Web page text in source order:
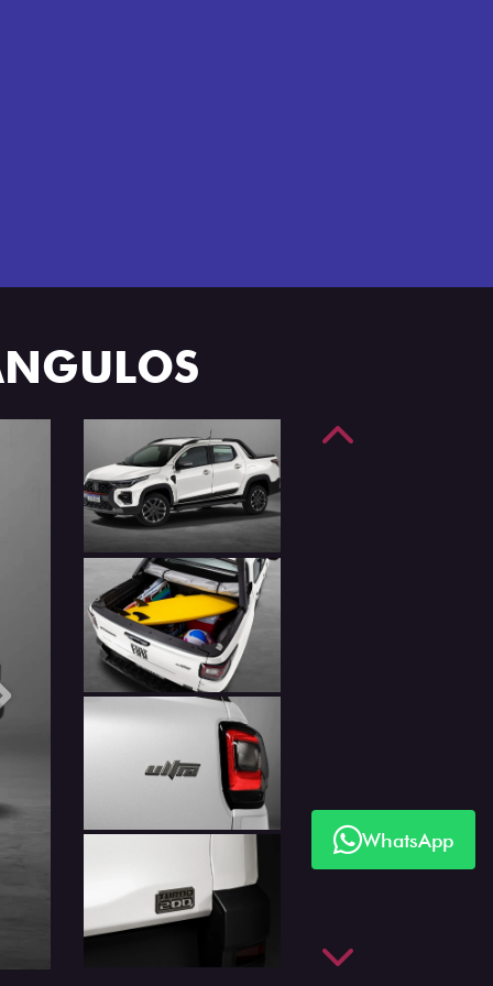
Anterior
WhatsApp